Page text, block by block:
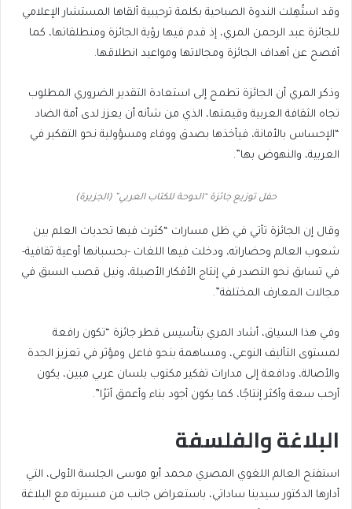
وقد استُهِلت الندوة الصباحية بكلمة ترحيبية ألقاها المستشار الإعلامي
للجائزة عبد الرحمن المري، إذ قدم فيها رؤية الجائزة ومنطلقاتها، كما
أفصح عن أهداف الجائزة ومجالاتها ومواعيد انطلاقها.
وذكر المري أن الجائزة تطمح إلى استعادة التقدير الضروري المطلوب
تجاه الثقافة العربية وقيمتها، الذي من شأنه أن يعزز لدى أمة الضاد
“الإحساس بالأمانة، فيأخذها بصدق ووفاء ومسؤولية نحو التفكير في
العربية، والنهوض بها”.
حفل توزيع جائزة “الدوحة للكتاب العربي” (الجزيرة)
وقال إن الجائزة تأتي في ظل مسارات “كثرت فيها تحديات العلم بين
شعوب العالم وحضاراته، ودخلت فيها اللغات -بحسبانها أوعية ثقافية-
في تسابق نحو التصدر في إنتاج الأفكار الأصيلة، ونيل قصب السبق في
مجالات المعارف المختلفة”.
وفي هذا السياق، أشاد المري بتأسيس قطر جائزة “تكون رافعة
لمستوى التأليف النوعي، ومساهمة بنحو فاعل ومؤثر في تعزيز الجدة
والأصالة، ودافعة إلى مدارات تفكير مكتوب بلسان عربي مبين، يكون
أرحب سعة وأكثر إنتاجًا، كما يكون أجود بناء وأعمق أثرًا”.
البلاغة والفلسفة
استفتح العالم اللغوي المصري محمد أبو موسى الجلسة الأولى، التي
أدارها الدكتور سيدينا ساداتي، باستعراض جانب من مسيرته مع البلاغة